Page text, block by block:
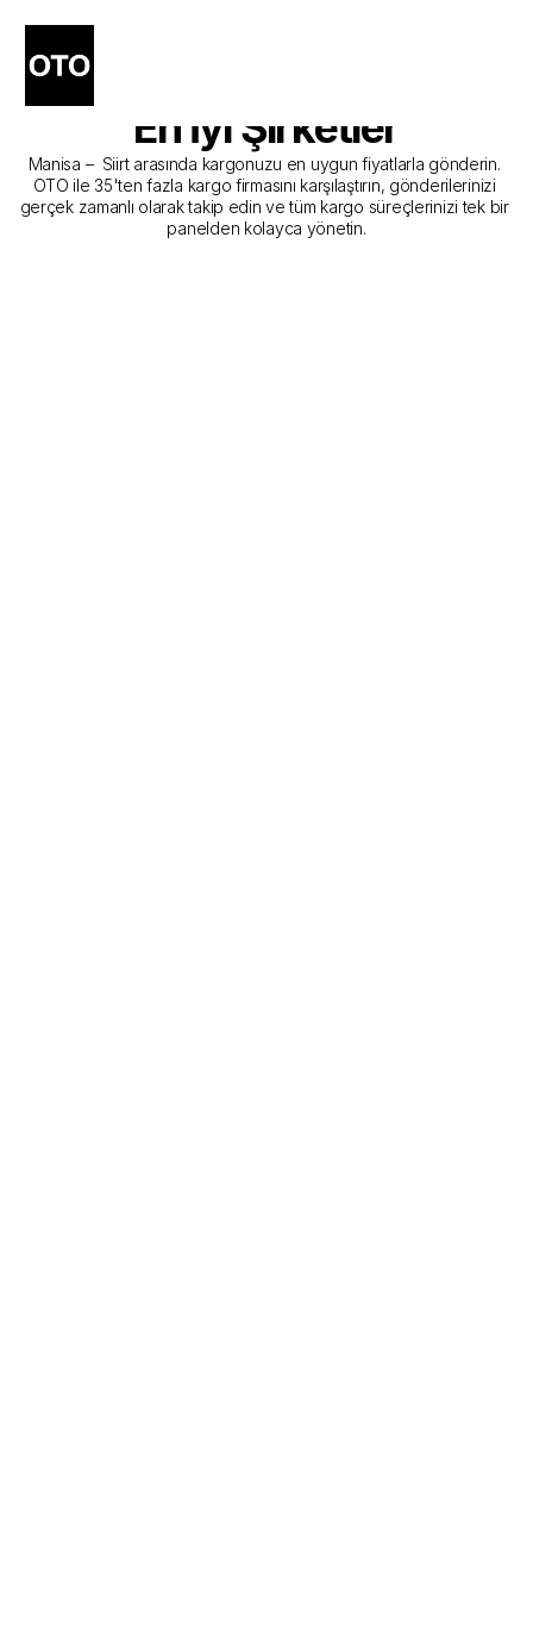
Manisa - Siirt Kargo
Gönderim Hizmeti Sunan
En İyi Şirketler
Manisa –  Siirt arasında kargonuzu en uygun fiyatlarla gönderin.
OTO ile 35'ten fazla kargo firmasını karşılaştırın, gönderilerinizi
gerçek zamanlı olarak takip edin ve tüm kargo süreçlerinizi tek bir
panelden kolayca yönetin.